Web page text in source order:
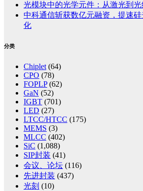
光模块中的光学元件：从激光到
中科通信斩获数亿元融资，提速
化
分类
Chiplet (64)
CPO (78)
FOPLP(62)
GaN (52)
IGBT (701)
LED (27)
LTCC/HTCC (175)
MEMS (3)
MLCC (402)
SiC (1,088)
SIP封装 (41)
会议、论坛 (116)
先进封装 (437)
光刻 (10)